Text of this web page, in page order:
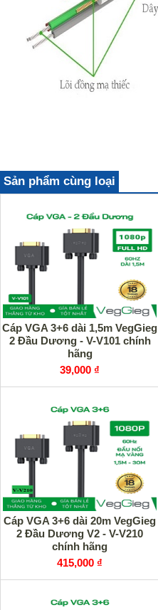
Sản phẩm cùng loại
Cáp VGA 3+6 dài 1,5m VegGieg
2 Đầu Dương - V-V101 chính
hãng
39,000 ₫
Cáp VGA 3+6 dài 20m VegGieg
2 Đầu Dương V2 - V-V210
chính hãng
415,000 ₫